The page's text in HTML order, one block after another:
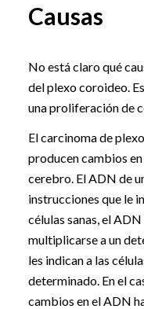
Causas
No está claro qué
del plexo coroideo.
una proliferación de
El carcinoma de
producen cambios
cerebro. El ADN de
instrucciones que le
células sanas, el
multiplicarse a un
les indican a las
determinado. En el
cambios en el ADN